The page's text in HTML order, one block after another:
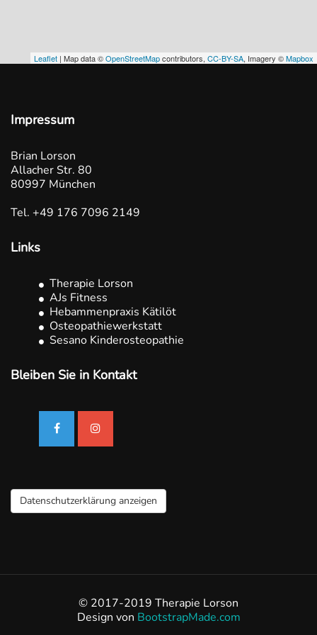
Leaflet | Map data ©OpenStreetMapcontributors, CC-BY-SA, Imagery ©Mapbox
Impressum
Brian Lorson
Allacher Str. 80
80997 München
Tel. +49 176 7096 2149
Links
Therapie Lorson
AJs Fitness
Hebammenpraxis Kätilöt
Osteopathiewerkstatt
Sesano Kinderosteopathie
Bleiben Sie in Kontakt
Datenschutzerklärung anzeigen
© 2017-2019 Therapie Lorson
Design von BootstrapMade.com